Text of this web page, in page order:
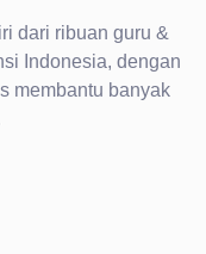
dari ribuan guru &
Indonesia, dengan
membantu banyak